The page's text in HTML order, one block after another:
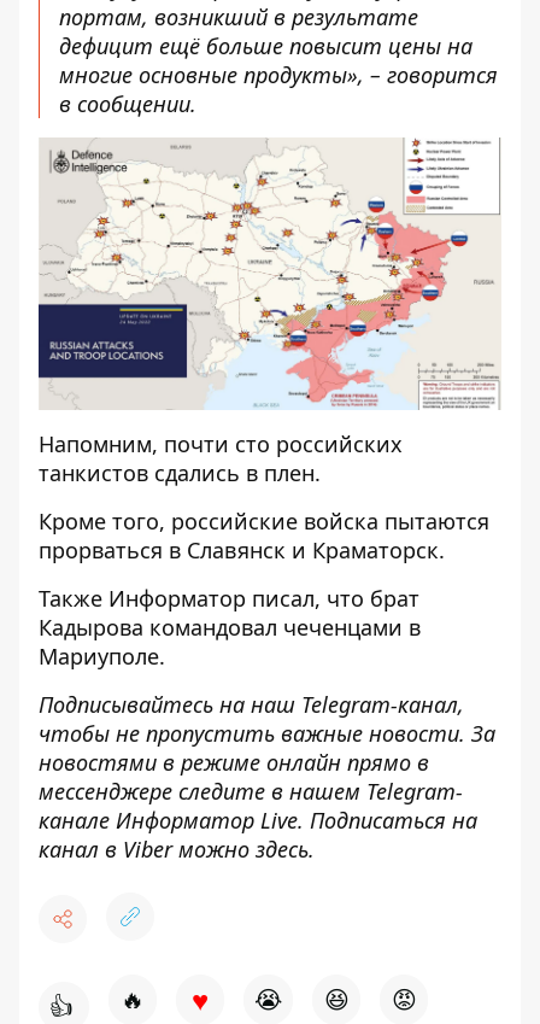
портам, возникший в результате
дефицит ещё больше повысит цены на
многие основные продукты», – говорится
в сообщении.
Напомним, почти сто российских
танкистов сдались в плен.
Кроме того, российские войска пытаются
прорваться в Славянск и Краматорск.
Также Информатор писал, что брат
Кадырова командовал чеченцами в
Мариуполе.
Подписывайтесь на наш Telegram-канал,
чтобы не пропустить важные новости. За
новостями в режиме онлайн прямо в
мессенджере следите в нашем Telegram-
канале Информатор Live. Подписаться на
канал в Viber можно здесь.
👍 🔥 ♥ 😭 😆 😡